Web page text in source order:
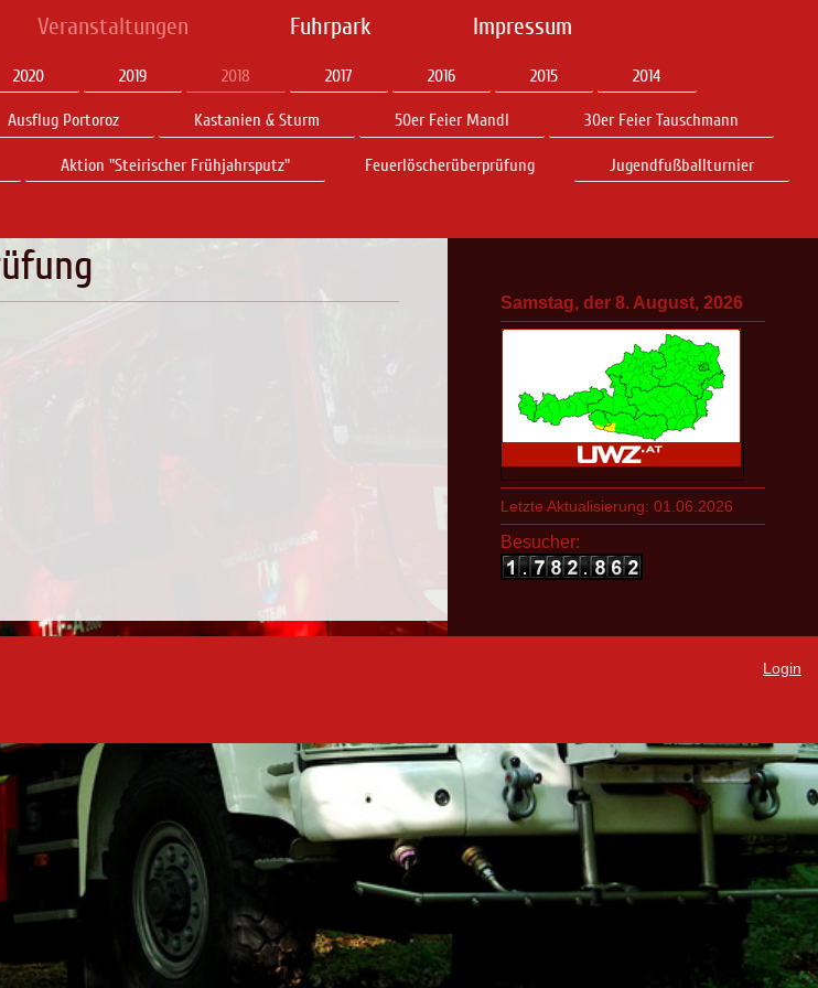
Veranstaltungen Fuhrpark Impressum
2020 2019 2018 2017 2016 2015 2014
Ausflug Portoroz Kastanien & Sturm 50er Feier Mandl 30er Feier Tauschmann
Aktion "Steirischer Frühjahrsputz" Feuerlöscherüberprüfung Jugendfußballturnier
Samstag, der 8. August, 2026
Letzte Aktualisierung: 01.06.2026
Besucher:
Login